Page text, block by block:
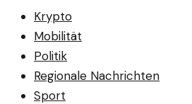
Krypto
Mobilität
Politik
Regionale Nachrichten
Sport